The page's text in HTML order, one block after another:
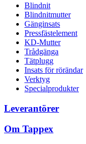
Blindnit
Blindnitmutter
Gänginsats
Pressfästelement
KD-Mutter
Trådgänga
Tätplugg
Insats för rörändar
Verktyg
Specialprodukter
Leverantörer
Om Tappex